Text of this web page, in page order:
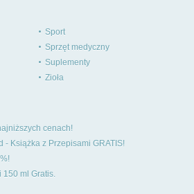
Sport
Sprzęt medyczny
Suplementy
Zioła
cenach!
- Książka z Przepisami GRATIS!
150 ml Gratis.